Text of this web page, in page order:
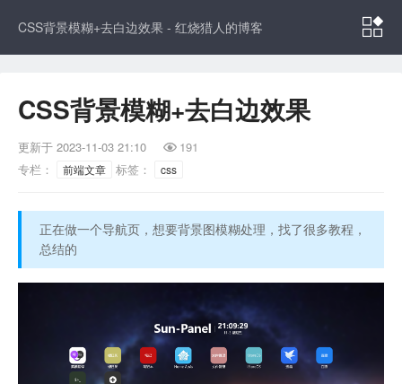
CSS背景模糊+去白边效果 - 红烧猎人的博客 
CSS背景模糊+去白边效果
更新于 2023-11-03 21:10  191
专栏：
前端文章 标签： css
正在做一个导航页，想要背景图模糊处理，找了很多教程，
总结的